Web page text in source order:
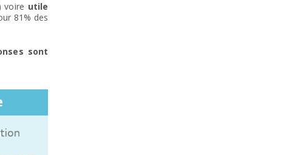
voire utile
81% des
sont